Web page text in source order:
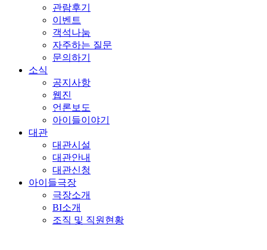
관람후기
이벤트
객석나눔
자주하는 질문
문의하기
소식
공지사항
웹진
언론보도
아이들이야기
대관
대관시설
대관안내
대관신청
아이들극장
극장소개
BI소개
조직 및 직원현황